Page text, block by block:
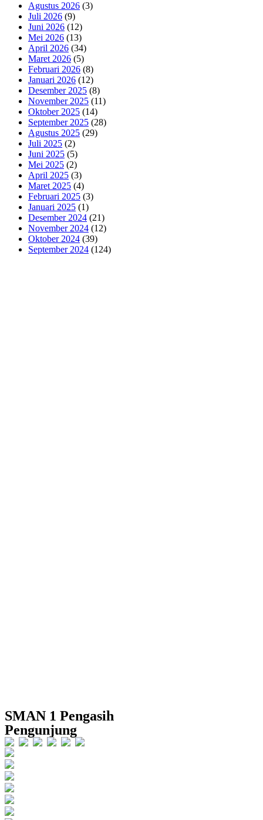
Agustus 2026 (3)
Juli 2026 (9)
Juni 2026 (12)
Mei 2026 (13)
April 2026 (34)
Maret 2026 (5)
Februari 2026 (8)
Januari 2026 (12)
Desember 2025 (8)
November 2025 (11)
Oktober 2025 (14)
September 2025 (28)
Agustus 2025 (29)
Juli 2025 (2)
Juni 2025 (5)
Mei 2025 (2)
April 2025 (3)
Maret 2025 (4)
Februari 2025 (3)
Januari 2025 (1)
Desember 2024 (21)
November 2024 (12)
Oktober 2024 (39)
September 2024 (124)
SMAN 1 Pengasih
Pengunjung